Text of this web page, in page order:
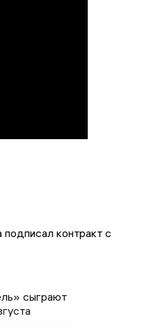
контракт с
сыграют